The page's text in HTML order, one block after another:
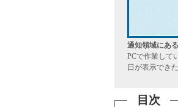
通知領域にあ
PCで作業して
日が表示でき
目次